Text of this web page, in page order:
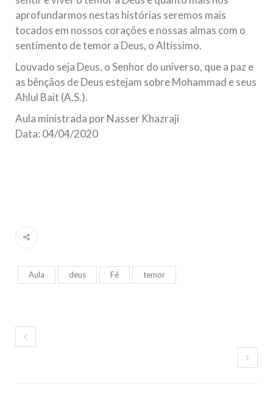
aprofundarmos nestas histórias seremos mais
tocados em nossos corações e nossas almas com o
sentimento de temor a Deus, o Altíssimo.
Louvado seja Deus, o Senhor do universo, que a paz e
as bênçãos de Deus estejam sobre Mohammad e seus
Ahlul Bait (A.S.).
Aula ministrada por Nasser Khazraji
Data: 04/04/2020
Aula deus Fé temor